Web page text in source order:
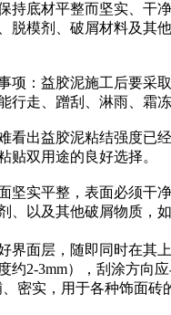
持底材平整而坚实、干
脱模剂、破屑材料及其
项：益胶泥施工后要采
行走、蹭刮、淋雨、霜冻
看出益胶泥粘结强度已经
贴双用途的良好选择。
坚实平整，表面必须干
、以及其他破屑物质，
界面层，随即同时在其
约2-3mm），刮涂方向
密实，用于各种饰面砖